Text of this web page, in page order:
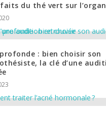
du thé vert sur
: bien choisir son
la clé d’une